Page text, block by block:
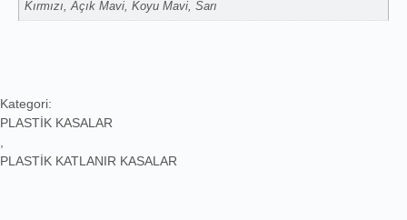
Kırmızı, Açık Mavi, Koyu Mavi, Sarı
Kategori:
PLASTİK KASALAR
PLASTİK KATLANIR KASALAR